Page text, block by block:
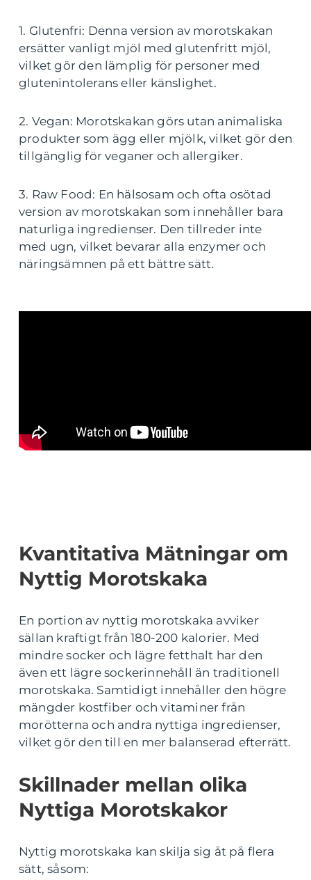
1. Glutenfri: Denna version av morotskakan
ersätter vanligt mjöl med glutenfritt mjöl,
vilket gör den lämplig för personer med
glutenintolerans eller känslighet.
2. Vegan: Morotskakan görs utan animaliska
produkter som ägg eller mjölk, vilket gör den
tillgänglig för veganer och allergiker.
3. Raw Food: En hälsosam och ofta osötad
version av morotskakan som innehåller bara
naturliga ingredienser. Den tillreder inte
med ugn, vilket bevarar alla enzymer och
näringsämnen på ett bättre sätt.
Kvantitativa Mätningar om
Nyttig Morotskaka
En portion av nyttig morotskaka avviker
sällan kraftigt från 180-200 kalorier. Med
mindre socker och lägre fetthalt har den
även ett lägre sockerinnehåll än traditionell
morotskaka. Samtidigt innehåller den högre
mängder kostfiber och vitaminer från
morötterna och andra nyttiga ingredienser,
vilket gör den till en mer balanserad efterrätt.
Skillnader mellan olika
Nyttiga Morotskakor
Nyttig morotskaka kan skilja sig åt på flera
sätt, såsom: